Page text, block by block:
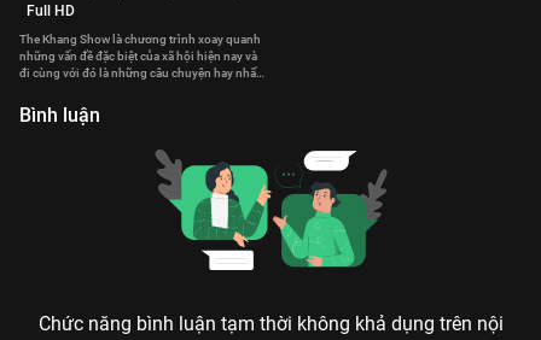
Full HD
The Khang Show là chương trình xoay quanh
những vấn đề đặc biệt của xã hội hiện nay và
đi cùng với đó là những câu chuyện hay nhất,
khai thác thông qua chương trình này.
Bình luận
Chức năng bình luận tạm thời không khả dụng trên nội